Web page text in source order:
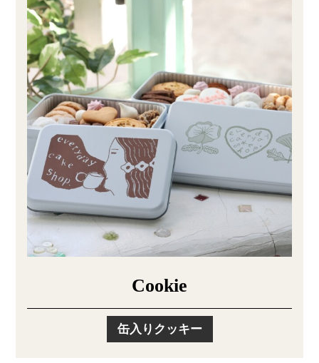
Cookie
缶入りクッキー